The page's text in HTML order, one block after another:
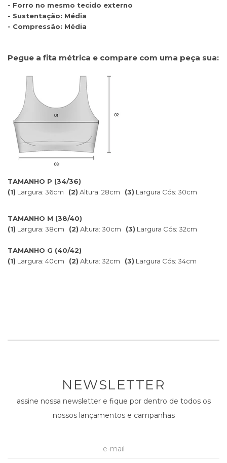
- Forro no mesmo tecido externo
- Sustentação: Média
- Compressão: Média
Pegue a fita métrica e compare com uma peça sua:
TAMANHO P (34/36)
(1) Largura: 36cm (2) Altura: 28cm (3) Largura Cós: 30cm
TAMANHO M (38/40)
(1) Largura: 38cm (2) Altura: 30cm (3) Largura Cós: 32cm
TAMANHO G (40/42)
(1) Largura: 40cm (2) Altura: 32cm (3) Largura Cós: 34cm
NEWSLETTER
assine nossa newsletter e fique por dentro de todos os
nossos lançamentos e campanhas